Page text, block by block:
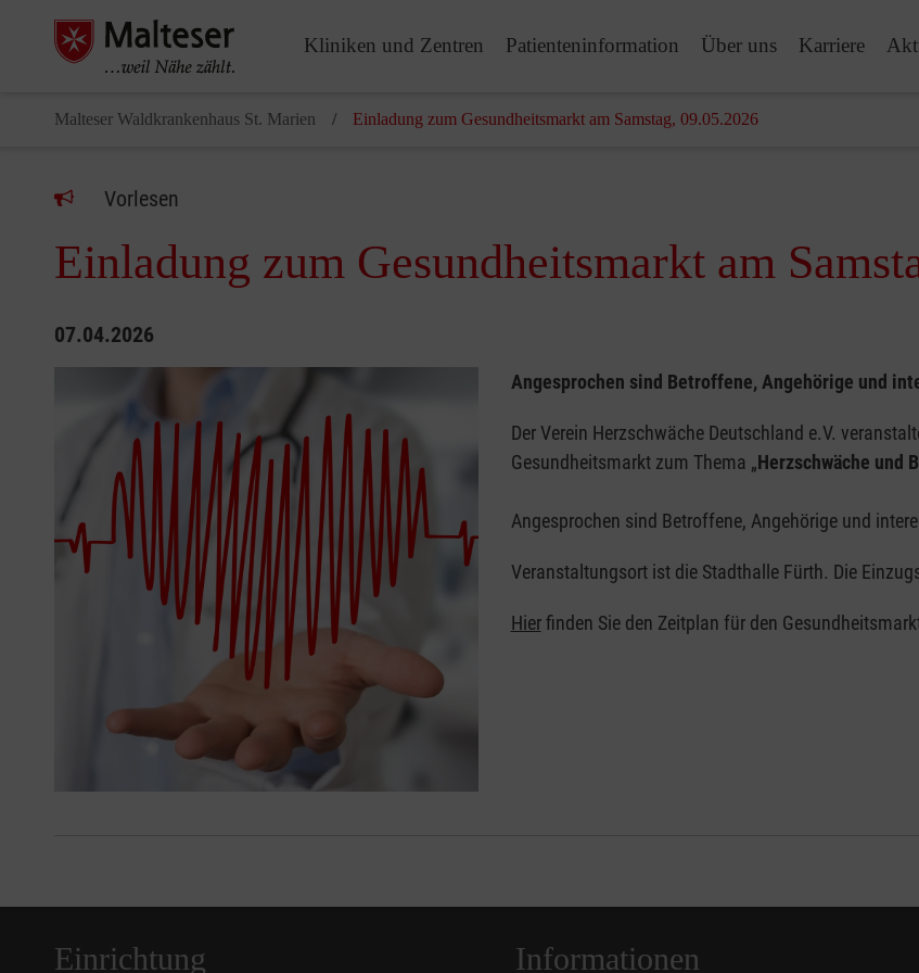
Kliniken und Zentren Patienteninformation Über uns Karriere
Malteser Waldkrankenhaus St. Marien Einladung zum Gesundheitsmarkt am Samstag, 09.05.2026
Vorlesen
Einladung zum Gesundheitsmarkt am
07.04.2026
Angesprochen sind Betroffene, Angehörige und
Der Verein Herzschwäche Deutschland e.V.
Gesundheitsmarkt zum Thema „Herzschwäche und
Angesprochen sind Betroffene, Angehörige und
Veranstaltungsort ist die Stadthalle Fürth. Die
Hierfinden Sie den Zeitplan für den
Einrichtung Informationen